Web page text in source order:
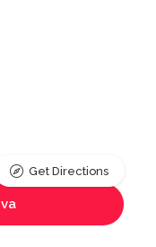
Get Directions